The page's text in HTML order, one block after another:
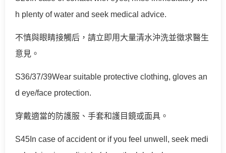
h plenty of water and seek medical advice.
不慎與眼睛接觸后，請立即用大量清水沖洗並徵求醫生
意見。
S36/37/39Wear suitable protective clothing, gloves an
d eye/face protection.
穿戴適當的防護服、手套和護目鏡或面具。
S45In case of accident or if you feel unwell, seek medi